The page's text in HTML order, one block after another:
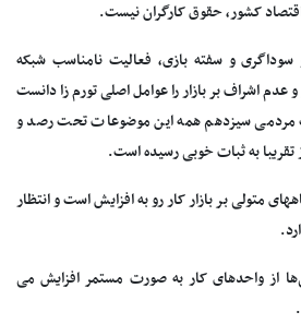
کشور، حقوق کارگران نیست.
سوداگری و سفته بازی، فعالیت نامناسب شبکه
و عدم اشراف بر بازار را عوامل اصلی تورم زا دانست
سیزدهم همه این موضوعات تحت رصد و
به ثبات خوبی رسیده است.
متولی بر بازار کار رو به افزایش است و انتظار
از واحدهای کار به صورت مستمر افزایش می